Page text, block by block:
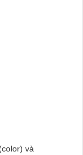
và